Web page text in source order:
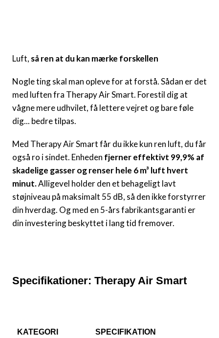
Luft, så ren at du kan mærke forskellen
Nogle ting skal man opleve for at forstå. Sådan er det
med luften fra Therapy Air Smart. Forestil dig at
vågne mere udhvilet, få lettere vejret og bare føle
dig... bedre tilpas.
Med Therapy Air Smart får du ikke kun ren luft, du får
også ro i sindet. Enheden fjerner effektivt 99,9% af
skadelige gasser og renser hele 6 m³ luft hvert
minut.Alligevel holder den et behageligt lavt
støjniveau på maksimalt 55 dB, så den ikke forstyrrer
din hverdag. Og med en 5-års fabrikantsgaranti er
din investering beskyttet i lang tid fremover.
Specifikationer: Therapy Air Smart
KATEGORI SPECIFIKATION